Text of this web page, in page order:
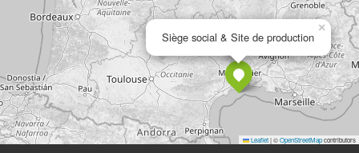
Siège social & Site de production
×
Leaflet|©OpenStreetMapcontributors